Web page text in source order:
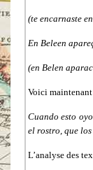
(te encarnaste
En Beleen
(en Belen
Voici maintenant
Cuando esto
el rostro, que
L’analyse des